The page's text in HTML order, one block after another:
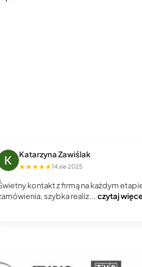
Katarzyna Zawiślak
★★★★★14 sie 2025
Świetny kontakt z firmą na każdym
zamówienia, szybka realiz...czytaj